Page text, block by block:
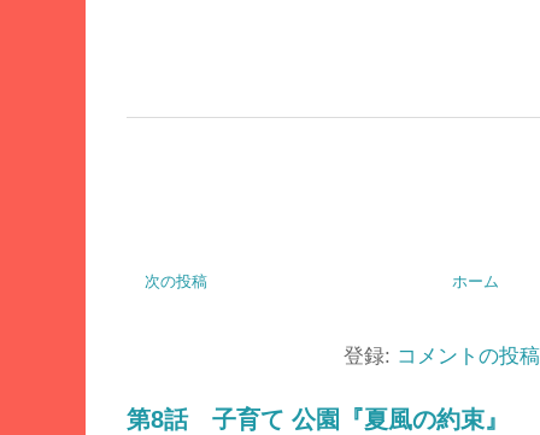
次の投稿 ホーム
登録: コメントの投
第8話 子育て 公園『夏風の約束』